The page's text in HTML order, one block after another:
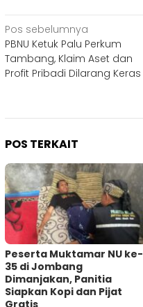
Navigasi
pos
Pos sebelumnya
PBNU Ketuk Palu Perkum
Tambang, Klaim Aset dan
Profit Pribadi Dilarang Keras
POS TERKAIT
Peserta Muktamar NU ke-
35 di Jombang
Dimanjakan, Panitia
Siapkan Kopi dan Pijat